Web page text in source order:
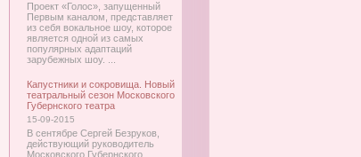
Проект «Голос», запущенный
Первым каналом, представляет
из себя вокальное шоу, которое
является одной из самых
популярных адаптаций
зарубежных шоу. ...
Капустники и сокровища. Новый
театральный сезон Московского
Губернского театра
15-09-2015
В сентябре Сергей Безруков,
действующий руководитель
Московского Губернского